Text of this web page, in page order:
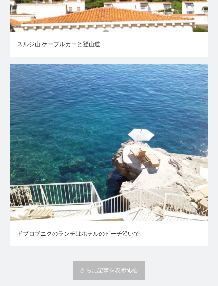
スルジ山 ケーブルカーと登山道
ドブロブニクのランチはホテルのビーチ沿いで
さらに記事を表示する